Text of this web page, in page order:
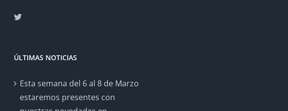
ÚLTIMAS NOTICIAS
Esta semana del 6 al 8 de Marzo
estaremos presentes con